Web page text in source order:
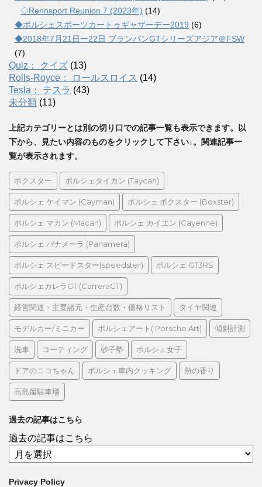
◇Rennsport Reunion 7 (2023年) (14)
◆ポルシェスポーツカートゥギャザーデー2019 (6)
◆2018年7月21日ー22日 ブランパンGTシリーズアジア＠FSW
(7)
Quiz： クイズ (13)
Rolls-Royce： ロールスロイス (14)
Tesla： テスラ (43)
未分類 (11)
上記カテゴリーとは別の切り口での記事一覧も表示できます。以
下から、見たい内容のものをクリックして下さい↓。関連記事一
覧が表示されます。
ボクスター ポルシェタイカン (Taycan)
ポルシェ ケイマン (Cayman) ポルシェ ボクスター (Boxster)
ポルシェ マカン (Macan) ポルシェ カイエン (Cayenne)
ポルシェ パナメーラ (Panamera)
ポルシェ スピードスター(speedster) ポルシェ GT3RS
ポルシェカレラGT (CarreraGT)
経営関連・主要諸元・生産台数・価格リスト タイヤ関連
モデルカー/ミニカー ポルシェアート( Porsche Art) 傾斜計測
洗車 コーティング 砂子塾 ポルシェ女子
ドアのニコちゃん ポルシェ車内クッキング 熱の香り
高島屋駐車場
過去の記事はこちら
過去の記事はこちら
Privacy Policy